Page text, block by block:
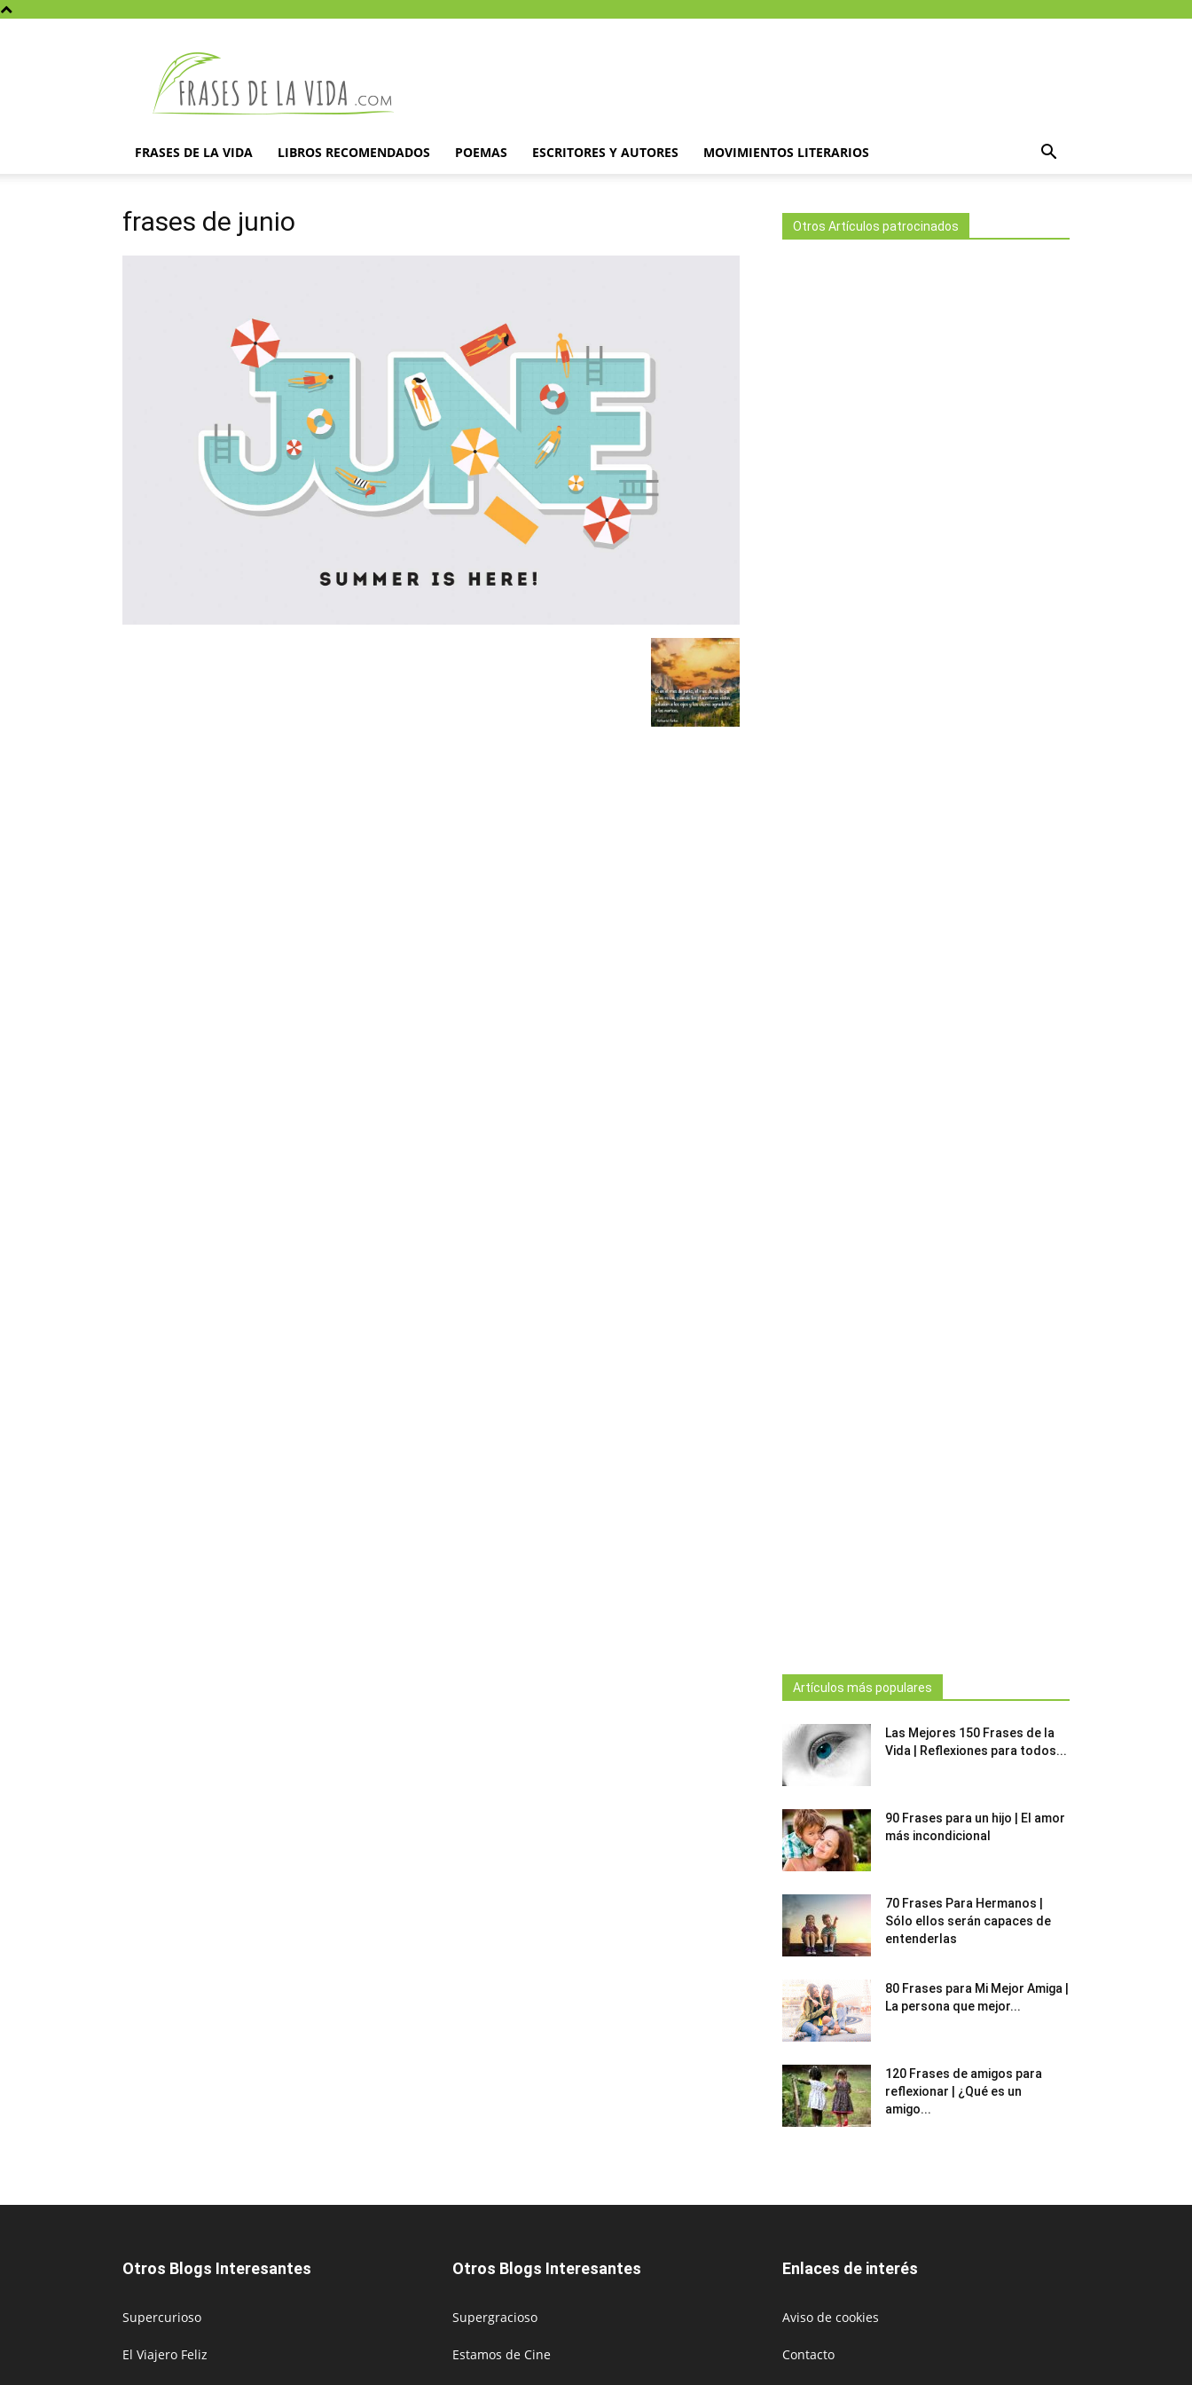
la
vida
FRASES DE LA VIDA LIBROS RECOMENDADOS POEMAS ESCRITORES Y AUTORES MOVIMIENTOS LITERARIOS
frases de junio Otros Artículos patrocinados
Artículos más populares
Las Mejores 150 Frases de la
Vida | Reflexiones para todos...
90 Frases para un hijo | El amor
más incondicional
70 Frases Para Hermanos |
Sólo ellos serán capaces de
entenderlas
80 Frases para Mi Mejor Amiga |
La persona que mejor...
120 Frases de amigos para
reflexionar | ¿Qué es un
amigo...
Otros Blogs Interesantes
Supercurioso
El Viajero Feliz
Otros Blogs Interesantes
Supergracioso
Estamos de Cine
Enlaces de interés
Aviso de cookies
Contacto